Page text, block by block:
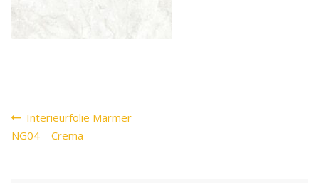
Bericht
navigatie
Vorig
bericht:
Interieurfolie Marmer
NG04 – Crema